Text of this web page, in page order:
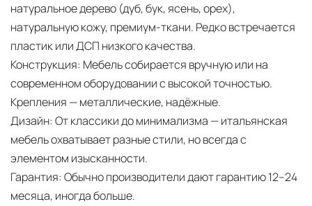
натуральное дерево (дуб, бук, ясень, орех),
натуральную кожу, премиум-ткани. Редко встречается
пластик или ДСП низкого качества.
Конструкция: Мебель собирается вручную или на
современном оборудовании с высокой точностью.
Крепления — металлические, надёжные.
Дизайн: От классики до минимализма — итальянская
мебель охватывает разные стили, но всегда с
элементом изысканности.
Гарантия: Обычно производители дают гарантию 12–24
месяца, иногда больше.